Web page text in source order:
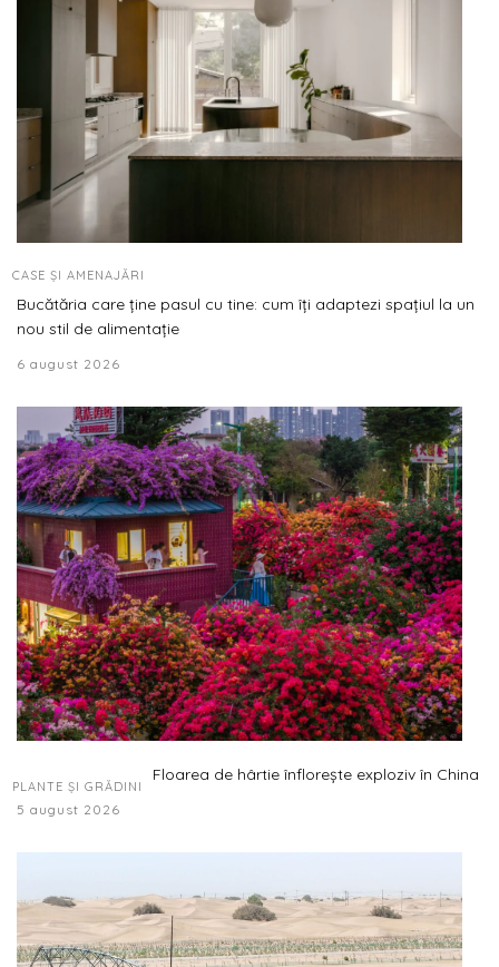
CASE ȘI AMENAJĂRI
Bucătăria care ține pasul cu tine: cum îți adaptezi spațiul la un
nou stil de alimentație
6 august 2026
PLANTE ȘI GRĂDINI
Floarea de hârtie înflorește exploziv în China
5 august 2026